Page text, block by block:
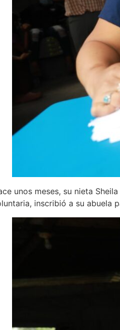
unos meses, su nieta
inscribió a su abuela